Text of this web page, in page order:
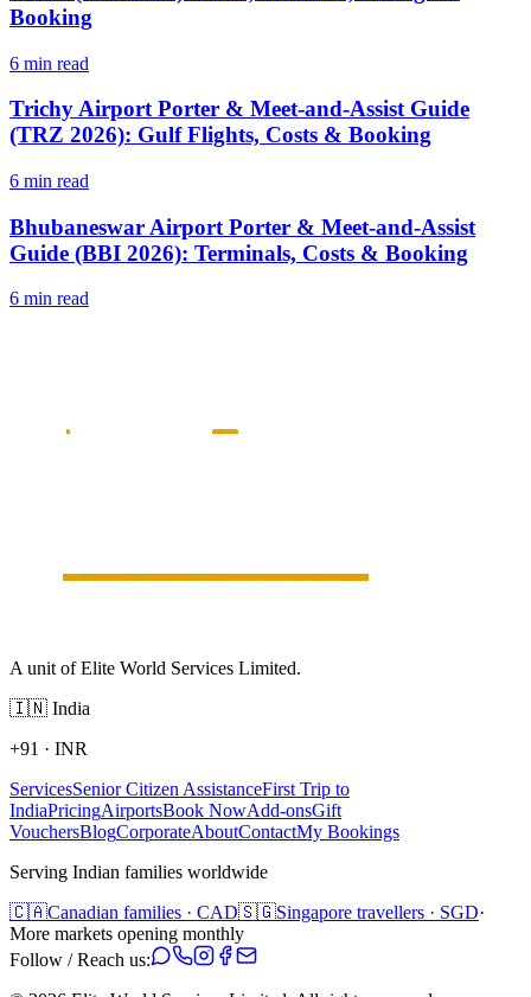
Booking
6 min read
Trichy Airport Porter & Meet-and-Assist Guide
(TRZ 2026): Gulf Flights, Costs & Booking
6 min read
Bhubaneswar Airport Porter & Meet-and-Assist
Guide (BBI 2026): Terminals, Costs & Booking
6 min read
A unit of Elite World Services Limited.
🇮🇳 India
+91 · INR
ServicesSenior Citizen AssistanceFirst Trip to
IndiaPricingAirportsBook NowAdd-onsGift
VouchersBlogCorporateAboutContactMy Bookings
Serving Indian families worldwide
🇨🇦Canadian families · CAD🇸🇬Singapore travellers · SGD·
More markets opening monthly
Follow / Reach us: